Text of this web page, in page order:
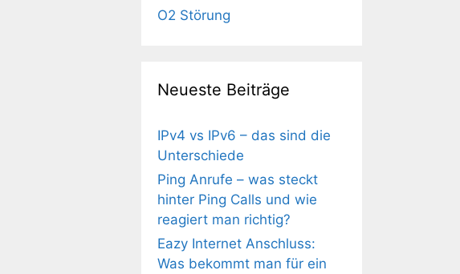
O2 Störung
Neueste Beiträge
IPv4 vs IPv6 – das sind die
Unterschiede
Ping Anrufe – was steckt
hinter Ping Calls und wie
reagiert man richtig?
Eazy Internet Anschluss:
Was bekommt man für ein